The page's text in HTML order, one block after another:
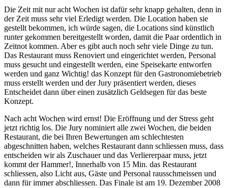
Die Zeit mit nur acht Wochen ist dafür sehr knapp gehalten, denn in
der Zeit muss sehr viel Erledigt werden. Die Location haben sie
gestellt bekommen, ich würde sagen, die Locations sind künstlich
runter gekommen bereitgestellt worden, damit die Paar ordentlich in
Zeitnot kommen. Aber es gibt auch noch sehr viele Dinge zu tun.
Das Restaurant muss Renoviert und eingerichtet werden, Personal
muss gesucht und eingestellt werden, eine Speisekarte entworfen
werden und ganz Wichtig! das Konzept für den Gastronomiebetrieb
muss erstellt werden und der Jury präsentiert werden, dieses
Entscheidet dann über einen zusätzlich Geldsegen für das beste
Konzept.
Nach acht Wochen wird ernst! Die Eröffnung und der Stress geht
jetzt richtig los. Die Jury nominiert alle zwei Wochen, die beiden
Restaurant, die bei Ihren Bewertungen am schlechtesten
abgeschnitten haben, welches Restaurant dann schliessen muss, dass
entscheiden wir als Zuschauer und das Verliererpaar muss, jetzt
kommt der Hammer!, Innerhalb von 15 Min. das Restaurant
schliessen, also Licht aus, Gäste und Personal rausschmeissen und
dann für immer abschliessen. Das Finale ist am 19. Dezember 2008